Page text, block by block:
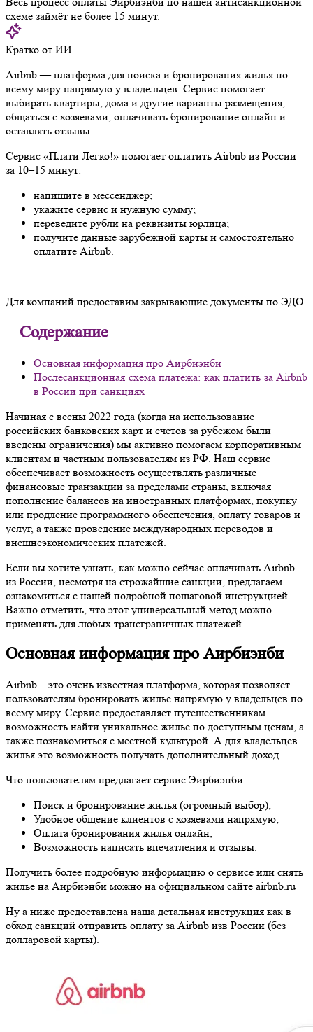
схеме займёт не более 15 минут.
Кратко от ИИ
Airbnb — платформа для поиска и бронирования жилья по
всему миру напрямую у владельцев. Сервис помогает
выбирать квартиры, дома и другие варианты размещения,
общаться с хозяевами, оплачивать бронирование онлайн и
оставлять отзывы.
Сервис «Плати Легко!» помогает оплатить Airbnb из России
за 10–15 минут:
напишите в мессенджер;
укажите сервис и нужную сумму;
переведите рубли на реквизиты юрлица;
получите данные зарубежной карты и самостоятельно
оплатите Airbnb.
Для компаний предоставим закрывающие документы по ЭДО.
Содержание
Основная информация про Аирбиэнби
Послесанкционная схема платежа: как платить за Airbnb
в России при санкциях
Начиная с весны 2022 года (когда на использование
российских банковских карт и счетов за рубежом были
введены ограничения) мы активно помогаем корпоративным
клиентам и частным пользователям из РФ. Наш сервис
обеспечивает возможность осуществлять различные
финансовые транзакции за пределами страны, включая
пополнение балансов на иностранных платформах, покупку
или продление программного обеспечения, оплату товаров и
услуг, а также проведение международных переводов и
внешнеэкономических платежей.
Если вы хотите узнать, как можно сейчас оплачивать Airbnb
из России, несмотря на строжайшие санкции, предлагаем
ознакомиться с нашей подробной пошаговой инструкцией.
Важно отметить, что этот универсальный метод можно
применять для любых трансграничных платежей.
Основная информация про Аирбиэнби
Airbnb – это очень известная платформа, которая позволяет
пользователям бронировать жилье напрямую у владельцев по
всему миру. Сервис предоставляет путешественникам
возможность найти уникальное жилье по доступным ценам, а
также познакомиться с местной культурой. А для владельцев
жилья это возможность получать дополнительный доход.
Что пользователям предлагает сервис Эирбиэнби:
Поиск и бронирование жилья (огромный выбор);
Удобное общение клиентов с хозяевами напрямую;
Оплата бронирования жилья онлайн;
Возможность написать впечатления и отзывы.
Получить более подробную информацию о сервисе или снять
жильё на Аирбиэнби можно на официальном сайте airbnb.ru
Ну а ниже предоставлена наша детальная инструкция как в
обход санкций отправить оплату за Airbnb изв России (без
долларовой карты).